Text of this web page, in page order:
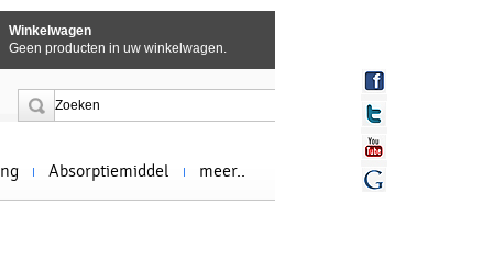
Winkelwagen
Geen producten in uw winkelwagen.
Absorptiemiddel meer..